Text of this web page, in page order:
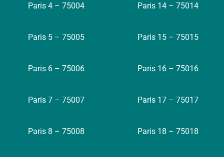
Paris 4 – 75004
Paris 5 – 75005
Paris 6 – 75006
Paris 7 – 75007
Paris 8 – 75008
Paris 14 – 75014
Paris 15 – 75015
Paris 16 – 75016
Paris 17 – 75017
Paris 18 – 75018